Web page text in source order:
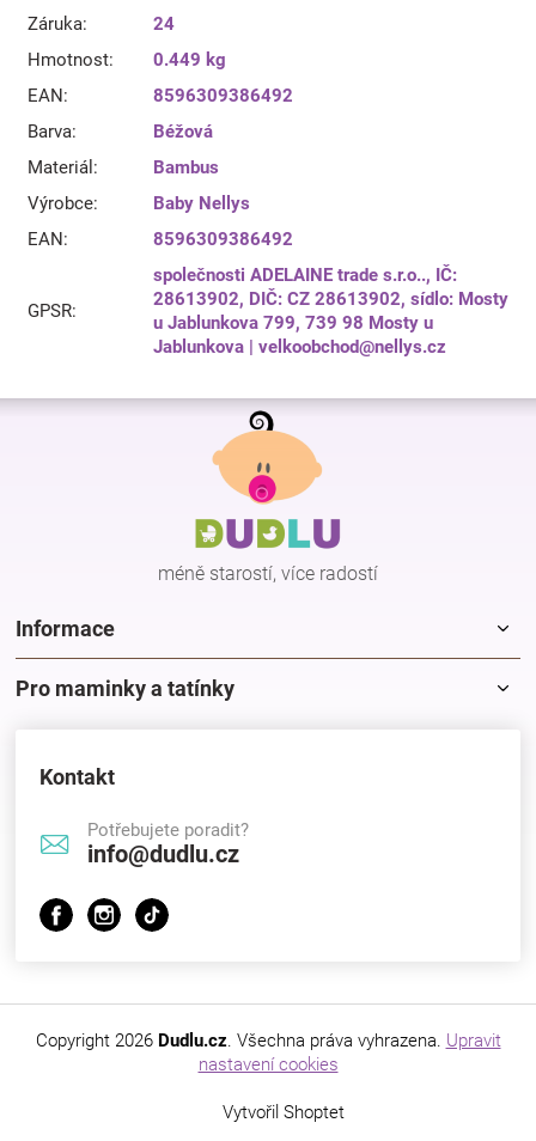
Záruka:
24
Hmotnost:
0.449 kg
EAN:
8596309386492
Barva:
Béžová
Materiál :
Bambus
Výrobce:
Baby Nellys
EAN: 8596309386492
GPSR:
společnosti ADELAINE trade s.r.o.., IČ:
28613902, DIČ: CZ 28613902, sídlo: Mosty
u Jablunkova 799, 739 98 Mosty u
Jablunkova | velkoobchod@nellys.cz
Z
méně starostí, více radostí
Informace
Pro maminky a tatínky
Kontakt
Potřebujete poradit?
info@dudlu.cz
Vytvořil Shoptet
Copyright 2026 Dudlu.cz. Všechna práva vyhrazena. Upravit
nastavení cookies